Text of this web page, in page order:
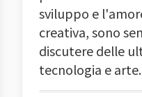
sviluppo e
creativa, sono
discutere delle
tecnologia e arte.